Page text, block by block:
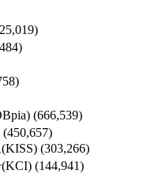
(666,539)
(450,657)
(303,266)
(144,941)